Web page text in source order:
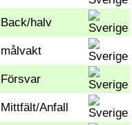
Back/halv
målvakt
Försvar
Mittfält/Anfall